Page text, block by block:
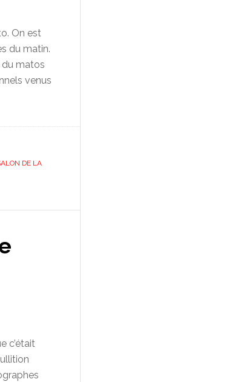
On est
du matin.
du matos
venus
DE LA
c’était